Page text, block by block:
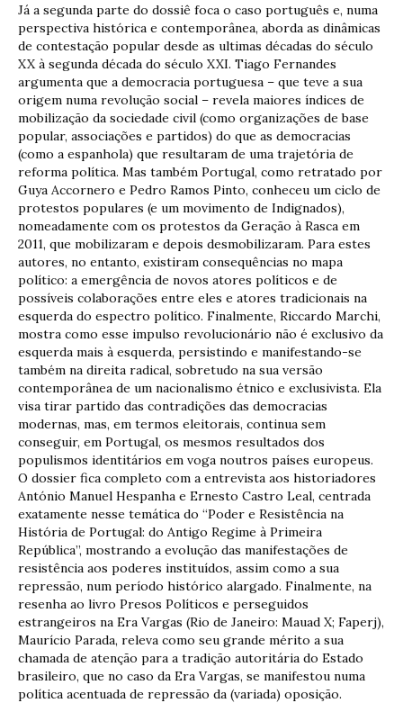
Já a segunda parte do dossiê foca o caso português e, numa
perspectiva histórica e contemporânea, aborda as dinâmicas
de contestação popular desde as ultimas décadas do século
XX à segunda década do século XXI. Tiago Fernandes
argumenta que a democracia portuguesa – que teve a sua
origem numa revolução social – revela maiores índices de
mobilização da sociedade civil (como organizações de base
popular, associações e partidos) do que as democracias
(como a espanhola) que resultaram de uma trajetória de
reforma política. Mas também Portugal, como retratado por
Guya Accornero e Pedro Ramos Pinto, conheceu um ciclo de
protestos populares (e um movimento de Indignados),
nomeadamente com os protestos da Geração à Rasca em
2011, que mobilizaram e depois desmobilizaram. Para estes
autores, no entanto, existiram consequências no mapa
político: a emergência de novos atores políticos e de
possíveis colaborações entre eles e atores tradicionais na
esquerda do espectro político. Finalmente, Riccardo Marchi,
mostra como esse impulso revolucionário não é exclusivo da
esquerda mais à esquerda, persistindo e manifestando-se
também na direita radical, sobretudo na sua versão
contemporânea de um nacionalismo étnico e exclusivista. Ela
visa tirar partido das contradições das democracias
modernas, mas, em termos eleitorais, continua sem
conseguir, em Portugal, os mesmos resultados dos
populismos identitários em voga noutros países europeus.
O dossier fica completo com a entrevista aos historiadores
António Manuel Hespanha e Ernesto Castro Leal, centrada
exatamente nesse temática do “Poder e Resistência na
História de Portugal: do Antigo Regime à Primeira
República”, mostrando a evolução das manifestações de
resistência aos poderes instituídos, assim como a sua
repressão, num período histórico alargado. Finalmente, na
resenha ao livro Presos Políticos e perseguidos
estrangeiros na Era Vargas (Rio de Janeiro: Mauad X; Faperj),
Maurício Parada, releva como seu grande mérito a sua
chamada de atenção para a tradição autoritária do Estado
brasileiro, que no caso da Era Vargas, se manifestou numa
política acentuada de repressão da (variada) oposição.